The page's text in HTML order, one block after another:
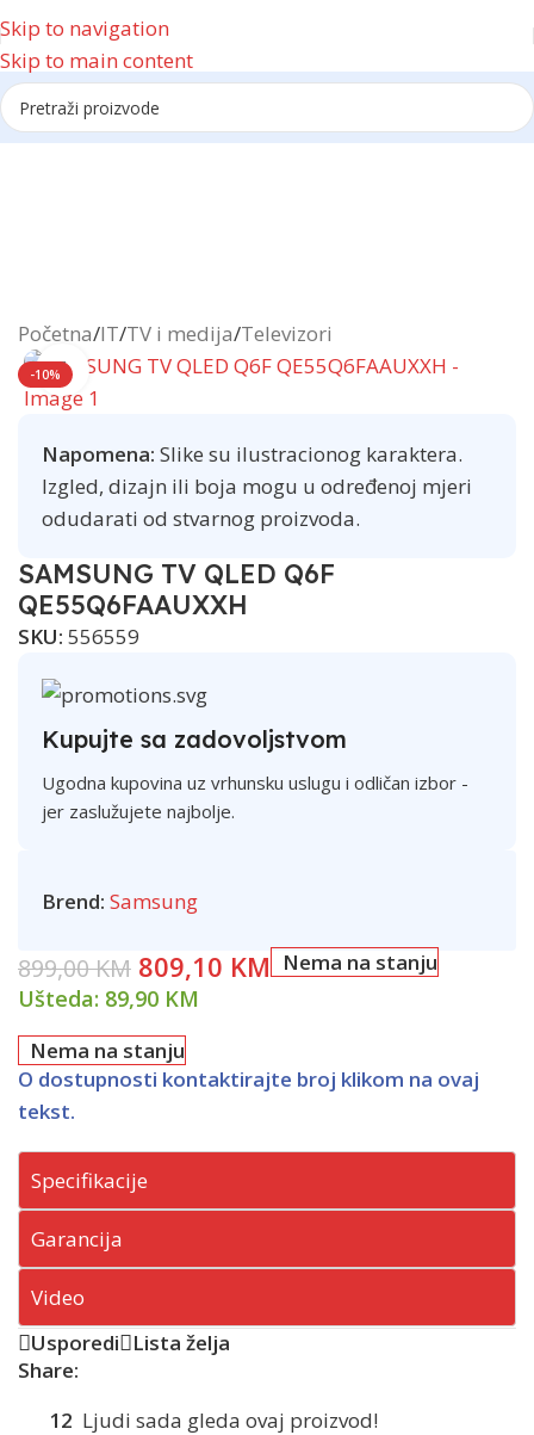
Skip to navigation
Skip to main content
Reklama
Početna/IT/TV i medija/Televizori
-10% Click to enlarge
Napomena: Slike su ilustracionog karaktera.
Izgled, dizajn ili boja mogu u određenoj mjeri
odudarati od stvarnog proizvoda.
SAMSUNG TV QLED Q6F
QE55Q6FAAUXXH
SKU: 556559
Kupujte sa zadovoljstvom
Ugodna kupovina uz vrhunsku uslugu i odličan izbor -
jer zaslužujete najbolje.
Brend: Samsung
899,00KM 809,10 KM Nema na stanju
Ušteda: 89,90 KM
Nema na stanju
O dostupnosti kontaktirajte broj klikom na ovaj
tekst.
Specifikacije
Garancija
Video
Usporedi
Lista želja
Share:
12 Ljudi sada gleda ovaj proizvod!